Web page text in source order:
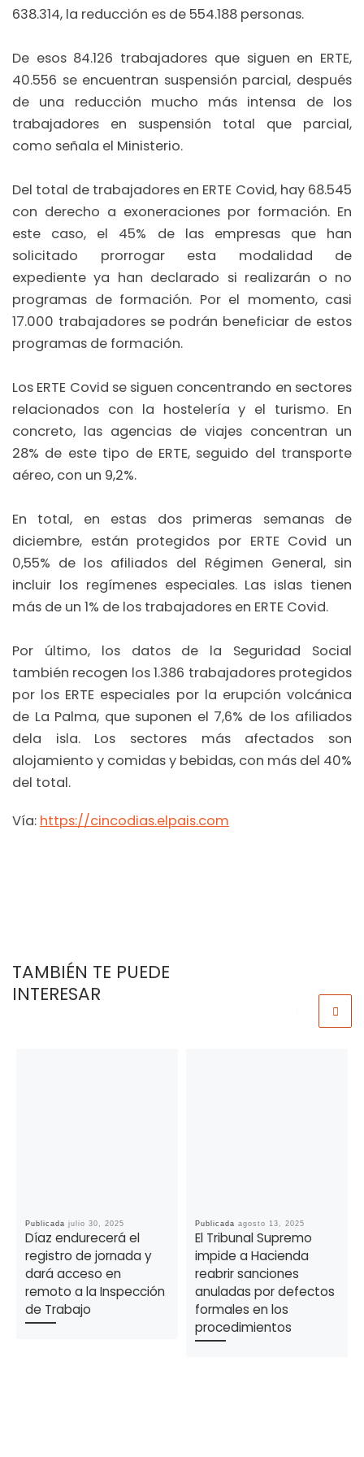
638.314, la reducción es de 554.188 personas.
De esos 84.126 trabajadores que siguen en ERTE,
40.556 se encuentran suspensión parcial, después
de una reducción mucho más intensa de los
trabajadores en suspensión total que parcial,
como señala el Ministerio.
Del total de trabajadores en ERTE Covid, hay 68.545
con derecho a exoneraciones por formación. En
este caso, el 45% de las empresas que han
solicitado prorrogar esta modalidad de
expediente ya han declarado si realizarán o no
programas de formación. Por el momento, casi
17.000 trabajadores se podrán beneficiar de estos
programas de formación.
Los ERTE Covid se siguen concentrando en sectores
relacionados con la hostelería y el turismo. En
concreto, las agencias de viajes concentran un
28% de este tipo de ERTE, seguido del transporte
aéreo, con un 9,2%.
En total, en estas dos primeras semanas de
diciembre, están protegidos por ERTE Covid un
0,55% de los afiliados del Régimen General, sin
incluir los regímenes especiales. Las islas tienen
más de un 1% de los trabajadores en ERTE Covid.
Por último, los datos de la Seguridad Social
también recogen los 1.386 trabajadores protegidos
por los ERTE especiales por la erupción volcánica
de La Palma, que suponen el 7,6% de los afiliados
dela isla. Los sectores más afectados son
alojamiento y comidas y bebidas, con más del 40%
del total.
Vía: https://cincodias.elpais.com
TAMBIÉN TE PUEDE
INTERESAR
Publicada julio 30, 2025
Díaz endurecerá el
registro de jornada y
dará acceso en
remoto a la Inspección
de Trabajo
Publicada agosto 13, 2025
El Tribunal Supremo
impide a Hacienda
reabrir sanciones
anuladas por defectos
formales en los
procedimientos